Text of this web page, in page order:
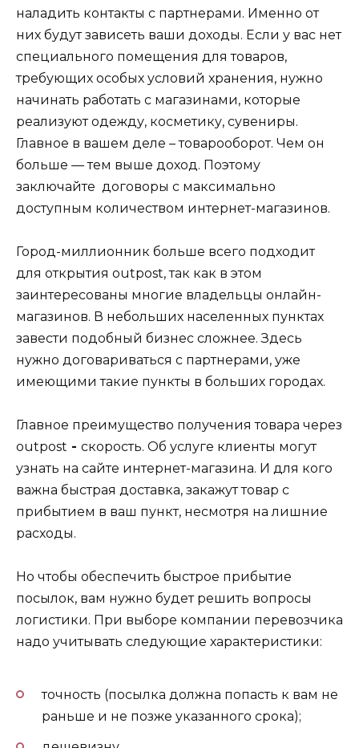
наладить контакты с партнерами. Именно от
них будут зависеть ваши доходы. Если у вас нет
специального помещения для товаров,
требующих особых условий хранения, нужно
начинать работать с магазинами, которые
реализуют одежду, косметику, сувениры.
Главное в вашем деле – товарооборот. Чем он
больше — тем выше доход. Поэтому
заключайте договоры с максимально
доступным количеством интернет-магазинов.
Город-миллионник больше всего подходит
для открытия outpost, так как в этом
заинтересованы многие владельцы онлайн-
магазинов. В небольших населенных пунктах
завести подобный бизнес сложнее. Здесь
нужно договариваться с партнерами, уже
имеющими такие пункты в больших городах.
Главное преимущество получения товара через
outpost - скорость. Об услуге клиенты могут
узнать на сайте интернет-магазина. И для кого
важна быстрая доставка, закажут товар с
прибытием в ваш пункт, несмотря на лишние
расходы.
Но чтобы обеспечить быстрое прибытие
посылок, вам нужно будет решить вопросы
логистики. При выборе компании перевозчика
надо учитывать следующие характеристики:
точность (посылка должна попасть к вам не
раньше и не позже указанного срока);